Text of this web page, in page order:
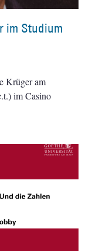
im Studium
Krüger am
im Casino